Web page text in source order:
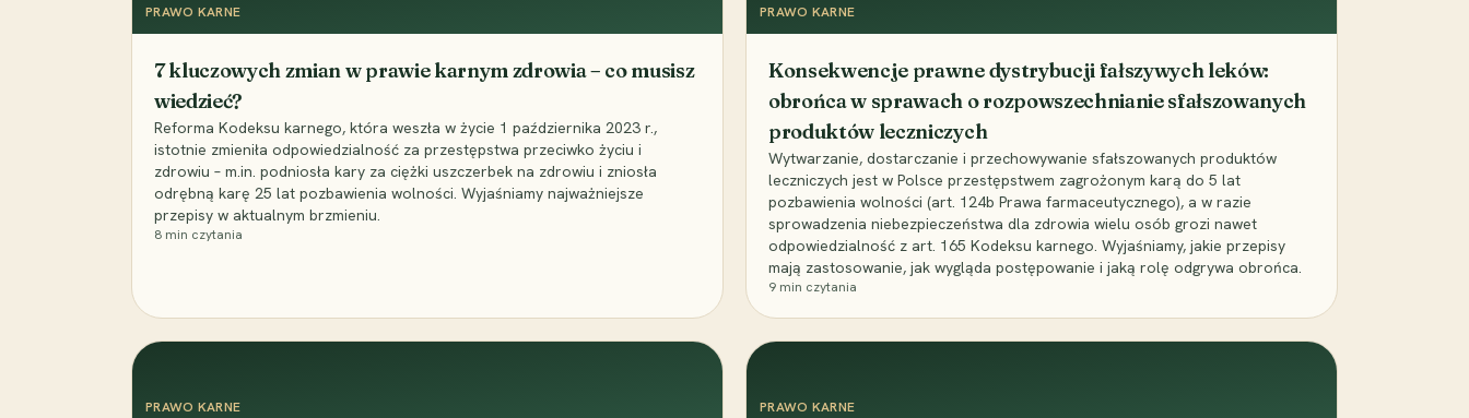
PRAWO KARNE
7 kluczowych zmian w prawie karnym zdrowia – co musisz
wiedzieć?
Reforma Kodeksu karnego, która weszła w życie 1 października 2023 r.,
istotnie zmieniła odpowiedzialność za przestępstwa przeciwko życiu i
zdrowiu – m.in. podniosła kary za ciężki uszczerbek na zdrowiu i zniosła
odrębną karę 25 lat pozbawienia wolności. Wyjaśniamy najważniejsze
przepisy w aktualnym brzmieniu.
8 min czytania
PRAWO KARNE
Konsekwencje prawne dystrybucji fałszywych leków:
obrońca w sprawach o rozpowszechnianie sfałszowanych
produktów leczniczych
Wytwarzanie, dostarczanie i przechowywanie sfałszowanych produktów
leczniczych jest w Polsce przestępstwem zagrożonym karą do 5 lat
pozbawienia wolności (art. 124b Prawa farmaceutycznego), a w razie
sprowadzenia niebezpieczeństwa dla zdrowia wielu osób grozi nawet
odpowiedzialność z art. 165 Kodeksu karnego. Wyjaśniamy, jakie przepisy
mają zastosowanie, jak wygląda postępowanie i jaką rolę odgrywa obrońca.
9 min czytania
PRAWO KARNE PRAWO KARNE